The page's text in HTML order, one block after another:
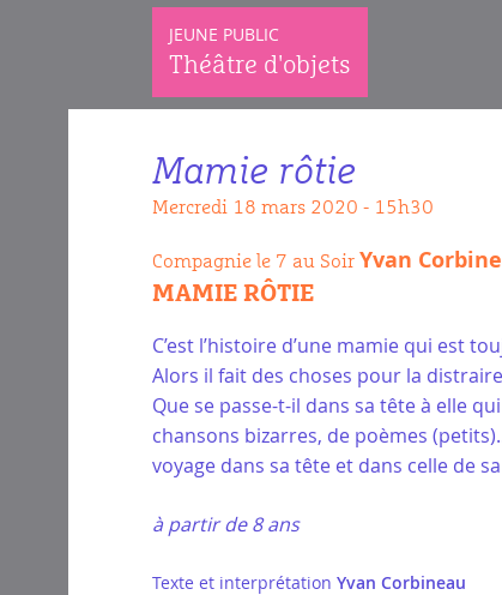
JEUNE PUBLIC
Théâtre d'objets
Mamie rôtie
mercredi 18 mars 2020 - 15h30
Compagnie le 7 au Soir Yvan
MAMIE RÔTIE
C’est l’histoire d’une mamie qui est
Alors il fait des choses pour la
Que se passe-t-il dans sa tête à elle
chansons bizarres, de poèmes
voyage dans sa tête et dans celle de
à partir de 8 ans
Texte et interprétation Yvan Corbineau